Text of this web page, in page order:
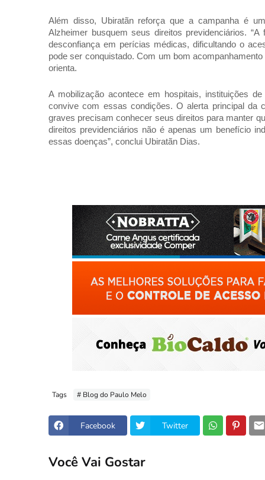
Além disso, Ubiratãn reforça que a campanha é
Alzheimer busquem seus direitos previdenciários.
desconfiança em perícias médicas, dificultando o
pode ser conquistado. Com um bom
orienta.
A mobilização acontece em hospitais, instituições
convive com essas condições. O alerta principal da
graves precisam conhecer seus direitos para manter
direitos previdenciários não é apenas um benefício
essas doenças”, conclui Ubiratãn Dias.
Tags # Blog do Paulo Melo
Facebook Twitter
Você Vai Gostar